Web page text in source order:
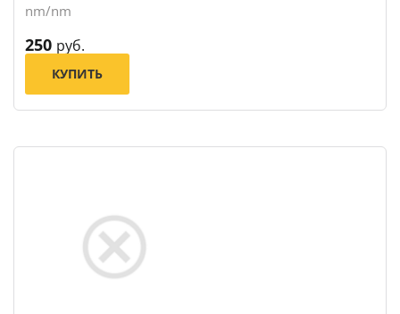
nm/nm
250 руб.
КУПИТЬ